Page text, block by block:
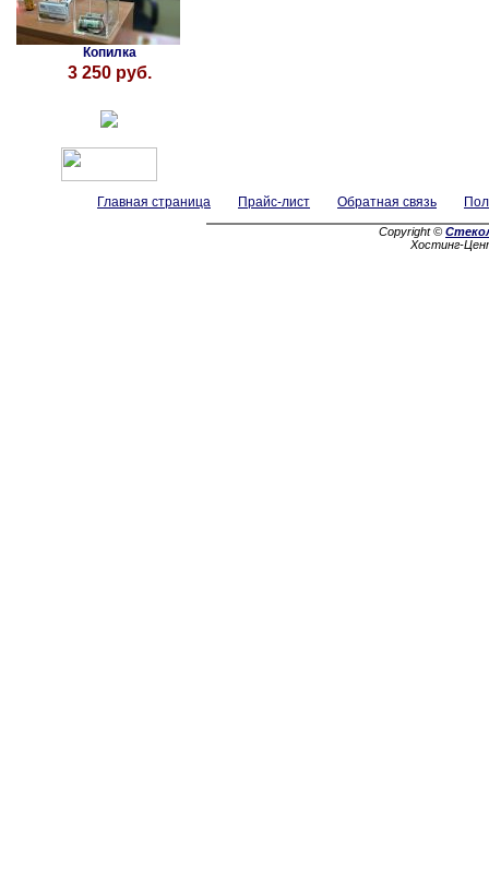
Копилка
3 250 руб.
Главная страница Прайс-лист Обратная связь
Copyright ©
Хостинг-